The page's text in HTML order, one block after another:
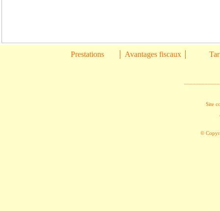
Prestations Avantages fiscaux
Site
©